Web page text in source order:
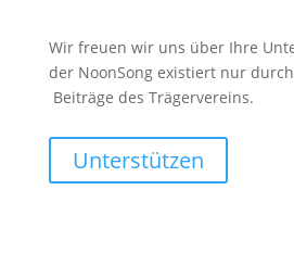
Wir freuen wir uns über Ihre
der NoonSong existiert nur
Beiträge des Trägervereins.
Unterstützen